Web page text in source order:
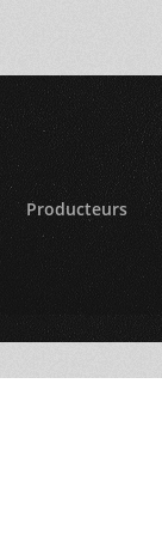
Producteurs